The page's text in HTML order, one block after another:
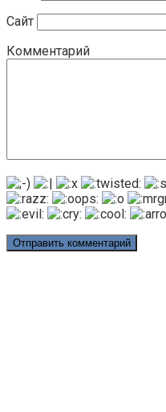
Сайт
Комментарий